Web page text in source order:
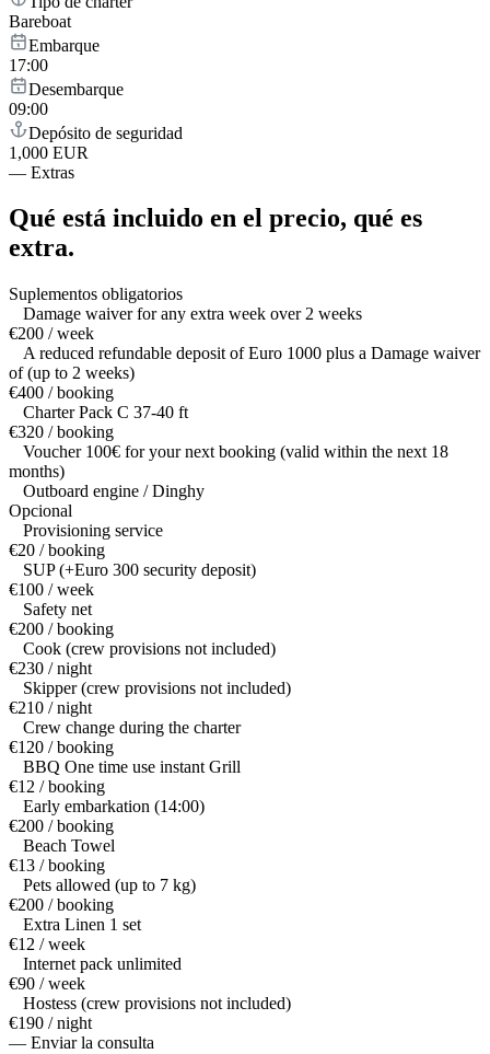
Bareboat
Embarque
17:00
Desembarque
09:00
Depósito de seguridad
1,000 EUR
— Extras
Qué está incluido en el precio, qué es
extra.
Suplementos obligatorios
Damage waiver for any extra week over 2 weeks
€200 / week
A reduced refundable deposit of Euro 1000 plus a Damage waiver
of (up to 2 weeks)
€400 / booking
Charter Pack C 37-40 ft
€320 / booking
Voucher 100€ for your next booking (valid within the next 18
months)
Outboard engine / Dinghy
Opcional
Provisioning service
€20 / booking
SUP (+Euro 300 security deposit)
€100 / week
Safety net
€200 / booking
Cook (crew provisions not included)
€230 / night
Skipper (crew provisions not included)
€210 / night
Crew change during the charter
€120 / booking
BBQ One time use instant Grill
€12 / booking
Early embarkation (14:00)
€200 / booking
Beach Towel
€13 / booking
Pets allowed (up to 7 kg)
€200 / booking
Extra Linen 1 set
€12 / week
Internet pack unlimited
€90 / week
Hostess (crew provisions not included)
€190 / night
— Enviar la consulta